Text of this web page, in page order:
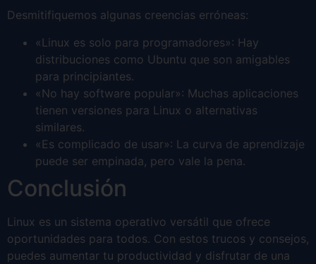
Desmitifiquemos algunas creencias erróneas:
«Linux es solo para programadores»: Hay
distribuciones como Ubuntu que son amigables
para principiantes.
«No hay software popular»: Muchas aplicaciones
tienen versiones para Linux o alternativas
similares.
«Es complicado de usar»: La curva de aprendizaje
puede ser empinada, pero vale la pena.
Conclusión
Linux es un sistema operativo versátil que ofrece
oportunidades para todos. Con estos trucos y consejos,
puedes aumentar tu productividad y disfrutar de una